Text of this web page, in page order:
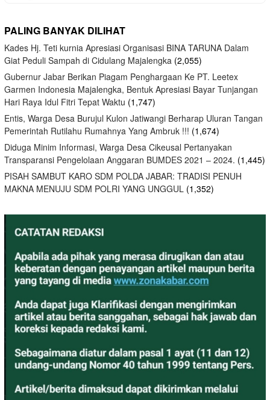
PALING BANYAK DILIHAT
Kades Hj. Teti kurnia Apresiasi Organisasi BINA TARUNA Dalam
Giat Peduli Sampah di Cidulang Majalengka (2,055)
Gubernur Jabar Berikan Piagam Penghargaan Ke PT. Leetex
Garmen Indonesia Majalengka, Bentuk Apresiasi Bayar Tunjangan
Hari Raya Idul Fitri Tepat Waktu (1,747)
Entis, Warga Desa Burujul Kulon Jatiwangi Berharap Uluran Tangan
Pemerintah Rutilahu Rumahnya Yang Ambruk !!! (1,674)
Diduga Minim Informasi, Warga Desa Cikeusal Pertanyakan
Transparansi Pengelolaan Anggaran BUMDES 2021 – 2024. (1,445)
PISAH SAMBUT KARO SDM POLDA JABAR: TRADISI PENUH
MAKNA MENUJU SDM POLRI YANG UNGGUL (1,352)